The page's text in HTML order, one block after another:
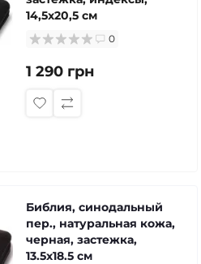
14,5х20,5 см
0
1 290 грн
Библия, синодальный
пер., натуральная кожа,
черная, застежка,
13.5x18.5 см